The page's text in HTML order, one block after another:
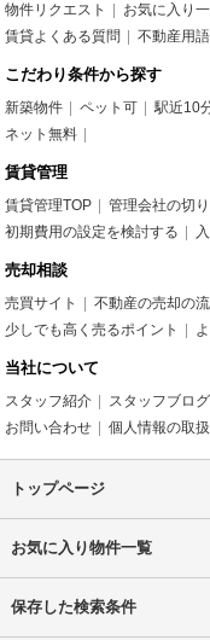
物件リクエスト
お気に入り
賃貸よくある質問
不動産用
こだわり条件から探す
新築物件 ペット可 駅近10
ネット無料
賃貸管理
賃貸管理TOP 管理会社の切り
初期費用の設定を検討する
売却相談
売買サイト 不動産の売却の
少しでも高く売るポイント
当社について
スタッフ紹介 スタッフブログ
お問い合わせ
個人情報の取
トップページ
お気に入り物件一覧
保存した検索条件